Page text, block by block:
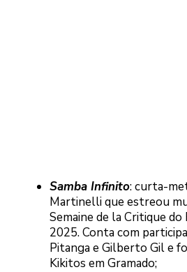
Samba Infinito: curta-
Martinelli que estreou
Semaine de la Critique
2025. Conta com
Pitanga e Gilberto Gil e
Kikitos em Gramado;